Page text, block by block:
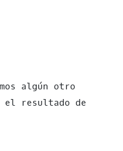
algún otro
el resultado de